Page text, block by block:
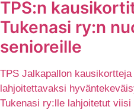
TPS:n
Tukenasi ry:n
senioreille
TPS Jalkapallon
lahjoitettavaksi
Tukenasi ry:lle lahjoitetut